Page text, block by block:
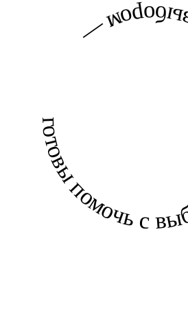
готовы помочь с